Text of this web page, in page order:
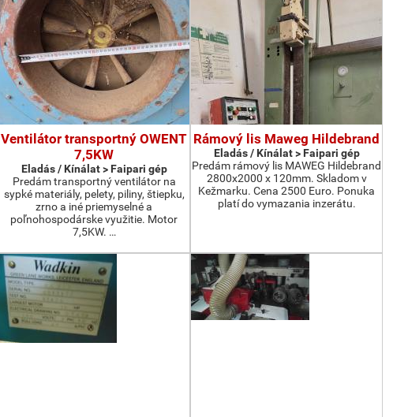
Ventilátor transportný OWENT
7,5KW
Eladás / Kínálat > Faipari gép
Predám transportný ventilátor na
sypké materiály, pelety, piliny, štiepku,
zrno a iné priemyselné a
poľnohospodárske využitie. Motor
7,5KW. …
Rámový lis Maweg Hildebrand
Eladás / Kínálat > Faipari gép
Predám rámový lis MAWEG Hildebrand
2800x2000 x 120mm. Skladom v
Kežmarku. Cena 2500 Euro. Ponuka
platí do vymazania inzerátu.